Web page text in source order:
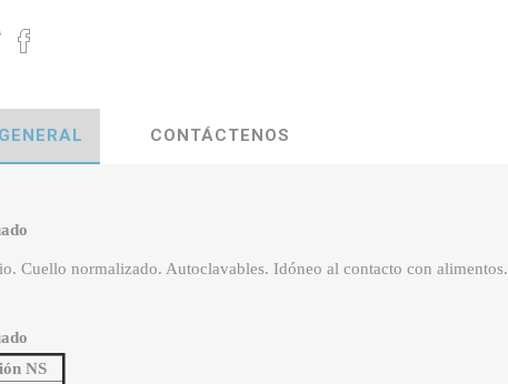
CONTÁCTENOS
Cuello normalizado. Autoclavables. Idóneo al contacto con alimentos.
NS